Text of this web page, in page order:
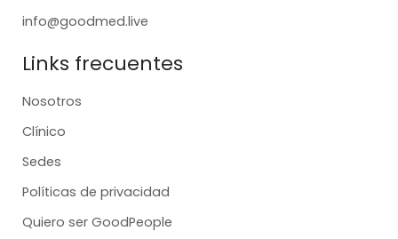
info@goodmed.live
Links frecuentes
Nosotros
Clínico
Sedes
Políticas de privacidad
Quiero ser GoodPeople